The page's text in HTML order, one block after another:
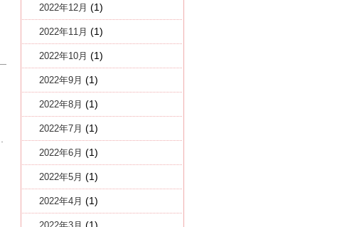
2022年12月 (1)
2022年11月 (1)
2022年10月 (1)
2022年9月 (1)
2022年8月 (1)
2022年7月 (1)
2022年6月 (1)
2022年5月 (1)
2022年4月 (1)